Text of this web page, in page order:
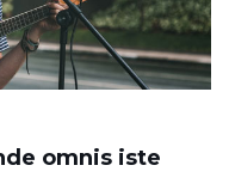
omnis iste